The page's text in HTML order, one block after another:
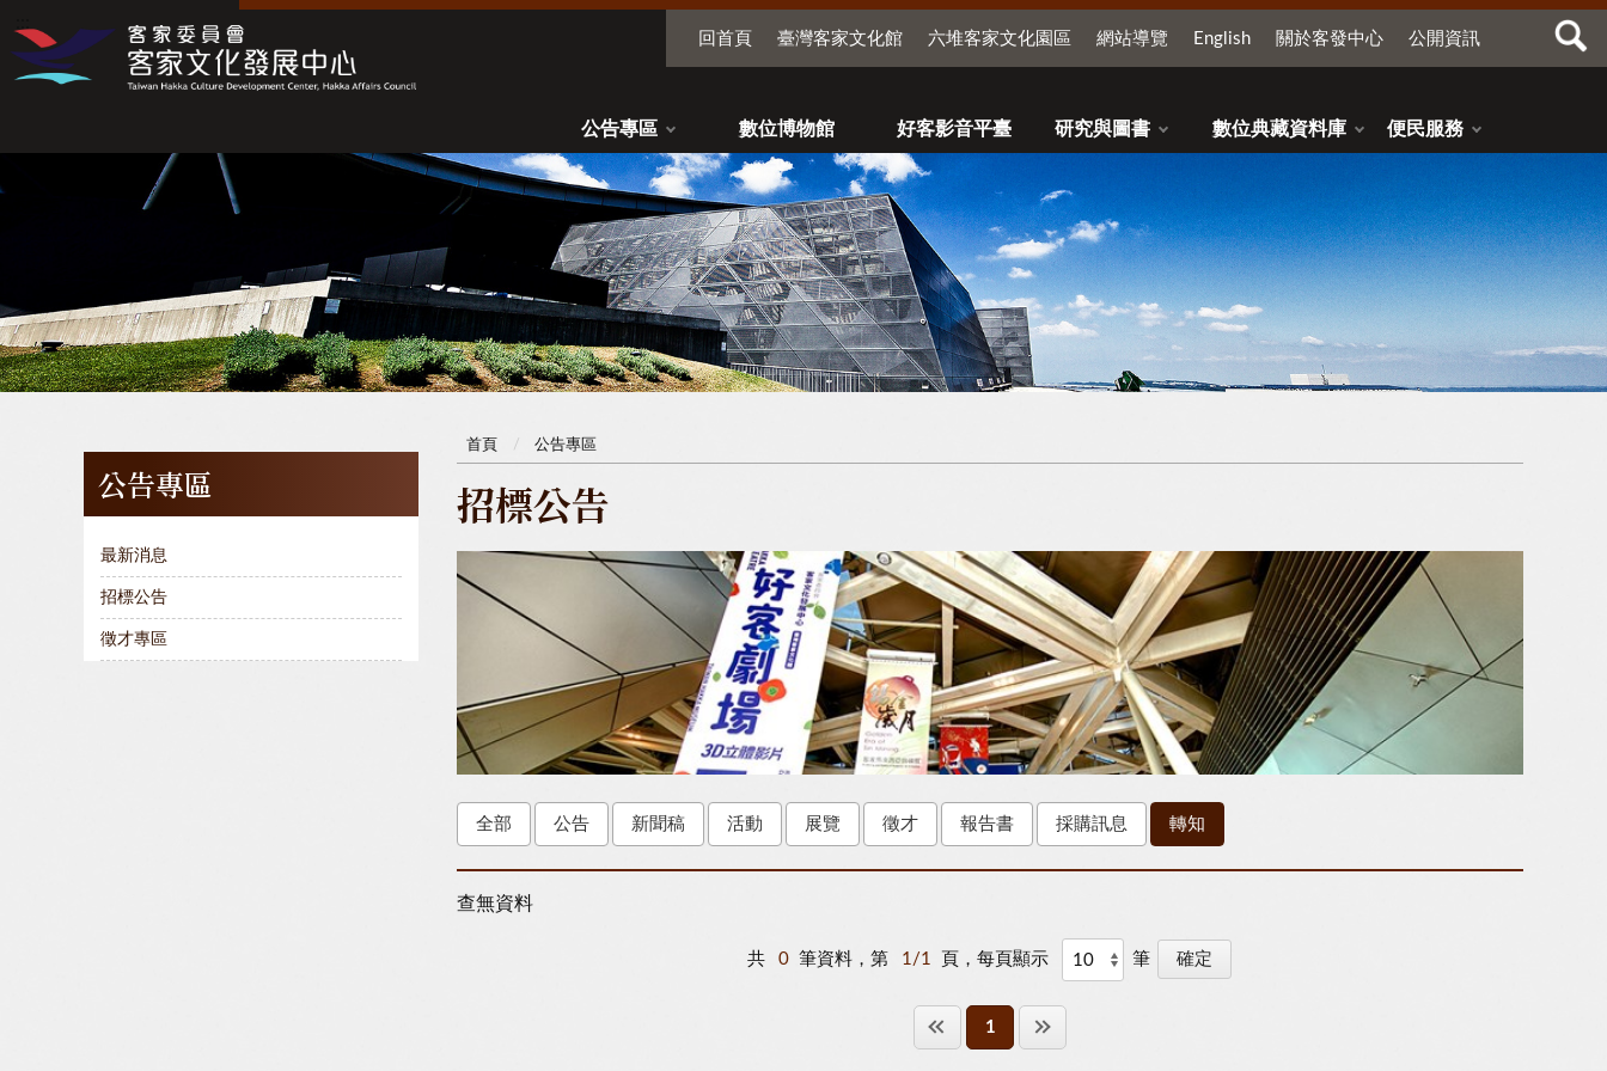
回首頁 臺灣客家文化館 六堆客家文化園區 網站導覽 English 關於客發中心 公開資訊
公告專區 數位博物館 好客影音平臺 研究與圖書 數位典藏資料庫 便民服務
公告專區
最新消息
招標公告
徵才專區
首頁 公告專區
招標公告
全部 公告 新聞稿 活動 展覽 徵才 報告書 採購訊息 轉知
查無資料
共 0 筆資料，第 1/1 頁，每頁顯示 筆
1